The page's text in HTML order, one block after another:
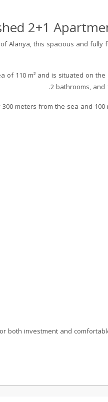
2+1
Alanya, this spacious and
of 110 m² and is situated on
2 bathrooms, and
meters from the sea and
both investment and